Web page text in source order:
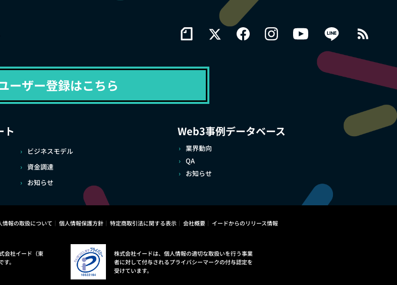
ーザー登録はこちら
ト
ビジネスモデル
資金調達
お知らせ
Web3事例データベース
業界動向
QA
お知らせ
情報の取扱について 個人情報保護方針 特定商取引法に関する表示 会社概要 イードからのリリース情報
会社イード（東
。
株式会社イードは、個人情報の適切な取扱いを行う事業
者に対して付与されるプライバシーマークの付与認定を
受けています。